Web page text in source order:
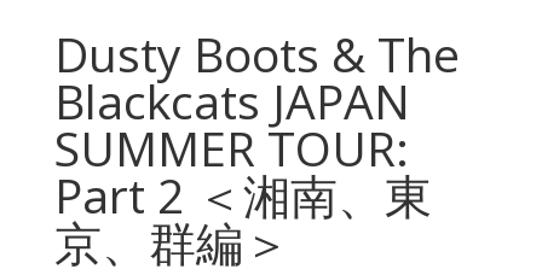
Dusty Boots & The
Blackcats JAPAN
SUMMER TOUR:
Part 2 ＜湘南、東
京、群編＞